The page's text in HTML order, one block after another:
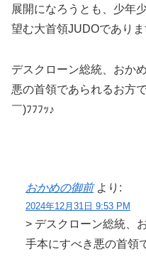
展開になろうとも、少年
望む大首領JUDOであり
デスクローン総統、おか
悪の首領であられるお方
￣)ﾌﾌﾌｯ♪
おかめの御前 より:
2024年12月31日 9:53 PM
> デスクローン総統、
手本にすべき悪の首領